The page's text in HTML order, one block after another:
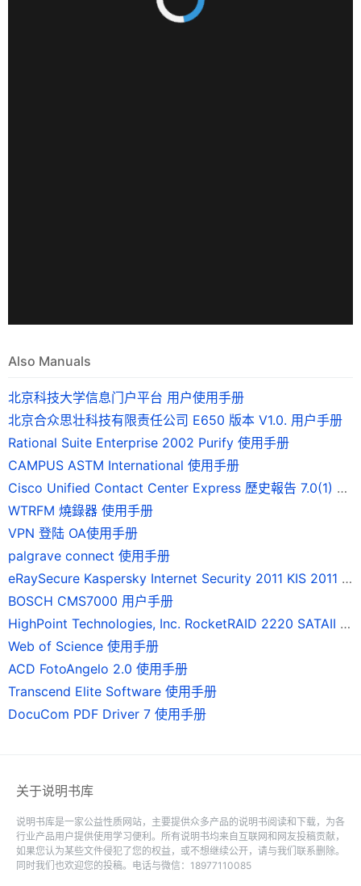
Also Manuals
北京科技大学信息门户平台 用户使用手册
北京合众思壮科技有限责任公司 E650 版本 V1.0. 用户手册
Rational Suite Enterprise 2002 Purify 使用手册
CAMPUS ASTM International 使用手册
Cisco Unified Contact Center Express 歷史報告 7.0(1) 版使用手冊
WTRFM 燒錄器 使用手册
VPN 登陆 OA使用手册
palgrave connect 使用手册
eRaySecure Kaspersky Internet Security 2011 KIS 2011 使用手册
BOSCH CMS7000 用户手册
HighPoint Technologies, Inc. RocketRAID 2220 SATAII 磁碟陣列卡 使用手冊
Web of Science 使用手册
ACD FotoAngelo 2.0 使用手册
Transcend Elite Software 使用手册
DocuCom PDF Driver 7 使用手册
关于说明书库
说明书库是一家公益性质网站，主要提供众多产品的说明书阅读和下载，为各
行业产品用户提供使用学习便利。所有说明书均来自互联网和网友投稿贡献，
如果您认为某些文件侵犯了您的权益，或不想继续公开，请与我们联系删除。
同时我们也欢迎您的投稿。电话与微信：18977110085